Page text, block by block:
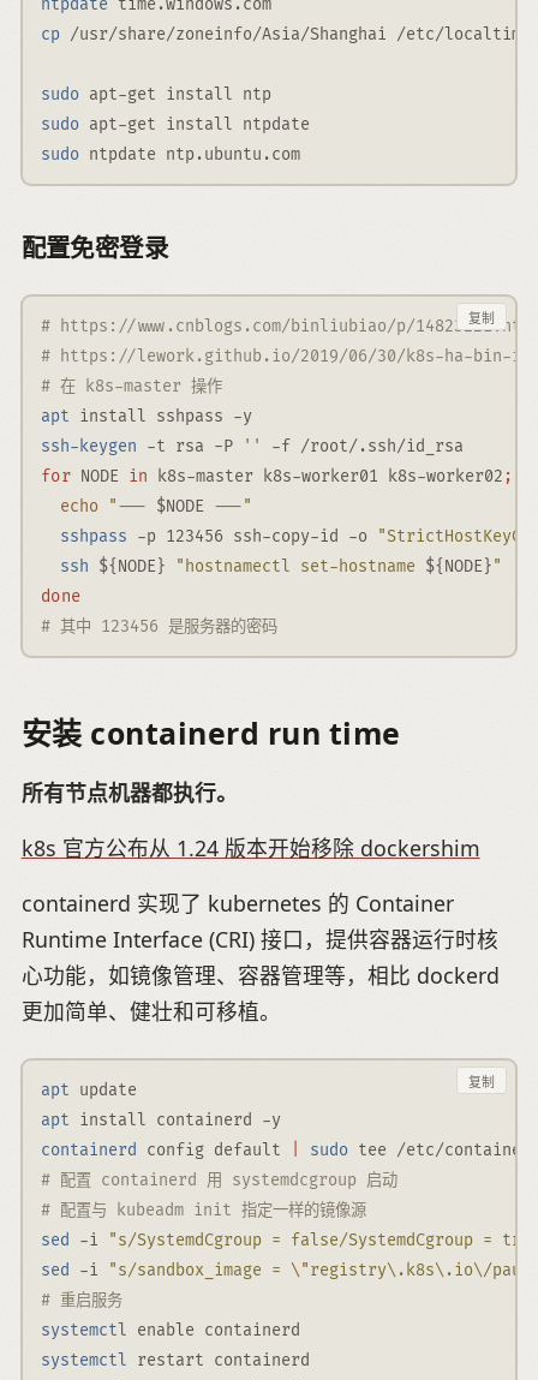
ntpdate time.windows.com
cp /usr/share/zoneinfo/Asia/Shanghai /etc/localtime
sudo apt-get install ntp
sudo apt-get install ntpdate
sudo ntpdate ntp.ubuntu.com
配置免密登录
# https://www.cnblogs.com/binliubiao/p/
# https://lework.github.io/2019/06/30/k8s-ha-bin-
# 在 k8s-master 操作
apt install sshpass -y
ssh-keygen
-t rsa -P '' -f /root/.ssh/id_rsa
for NODE in k8s-master k8s-worker01 k8s-worker02 ;
echo "--- $NODE ---"
sshpass
-p 123456 ssh-copy-id -o
ssh
${NODE} "hostnamectl set-hostname ${NODE}"
done
# 其中 123456 是服务器的密码
复制
安装 containerd run time
所有节点机器都执行。
k8s 官方公布从 1.24 版本开始移除 dockershim
containerd 实现了 kubernetes 的 Container
Runtime Interface (CRI) 接口，提供容器运行时核
心功能，如镜像管理、容器管理等，相比 dockerd
更加简单、健壮和可移植。
apt update
apt install containerd -y
containerd
config default sudo tee /etc/
# 配置 containerd 用 systemdcgroup 启动
# 配置与 kubeadm init 指定一样的镜像源
sed
-i
"s/SystemdCgroup = false/SystemdCgroup =
sed
-i "s/sandbox_image = \"registry\.k8s\.io\/
# 重启服务
systemctl enable containerd
systemctl restart containerd
复制